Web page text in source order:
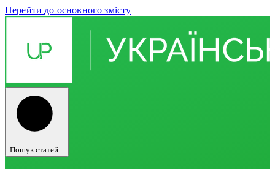
Перейти до основного змісту
Пошук статей...